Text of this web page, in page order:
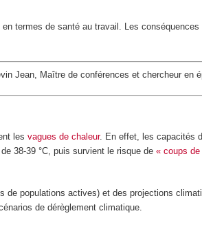
termes de santé au travail. Les
Jean, Maître de conférences et chercheur en
lesvagues de chaleur. En effet, les capacités
38-39 °C, puis survient le risque de« coups
populations actives) et des projections
de dérèglement climatique.